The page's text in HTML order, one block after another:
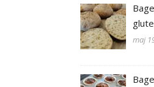
maj